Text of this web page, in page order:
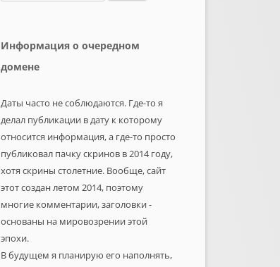
Информация о очередном
домене
Даты часто не соблюдаются. Где-то я
делал публикации в дату к которому
относится информация, а где-то просто
публиковал пачку скринов в 2014 году,
хотя скрины столетние. Вообще, сайт
этот создан летом 2014, поэтому
многие комментарии, заголовки -
основаны на мировозрении этой
эпохи.
В будущем я планирую его наполнять,